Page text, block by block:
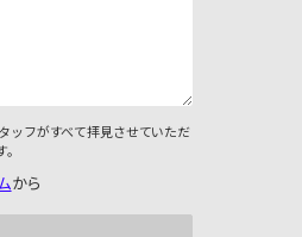
ッフがすべて拝見させていただ
から